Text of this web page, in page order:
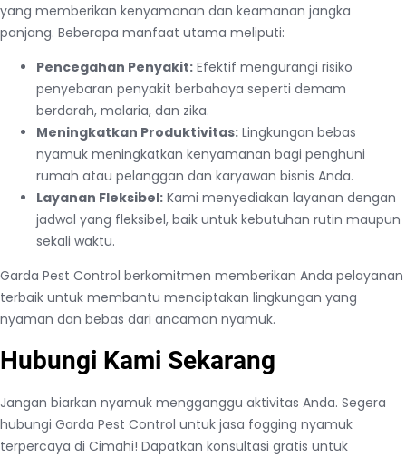
yang memberikan kenyamanan dan keamanan jangka
panjang. Beberapa manfaat utama meliputi:
Pencegahan Penyakit: Efektif mengurangi risiko
penyebaran penyakit berbahaya seperti demam
berdarah, malaria, dan zika.
Meningkatkan Produktivitas: Lingkungan bebas
nyamuk meningkatkan kenyamanan bagi penghuni
rumah atau pelanggan dan karyawan bisnis Anda.
Layanan Fleksibel: Kami menyediakan layanan dengan
jadwal yang fleksibel, baik untuk kebutuhan rutin maupun
sekali waktu.
Garda Pest Control berkomitmen memberikan Anda pelayanan
terbaik untuk membantu menciptakan lingkungan yang
nyaman dan bebas dari ancaman nyamuk.
Hubungi Kami Sekarang
Jangan biarkan nyamuk mengganggu aktivitas Anda. Segera
hubungi Garda Pest Control untuk jasa fogging nyamuk
terpercaya di Cimahi! Dapatkan konsultasi gratis untuk